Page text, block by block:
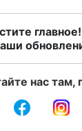
нас там,